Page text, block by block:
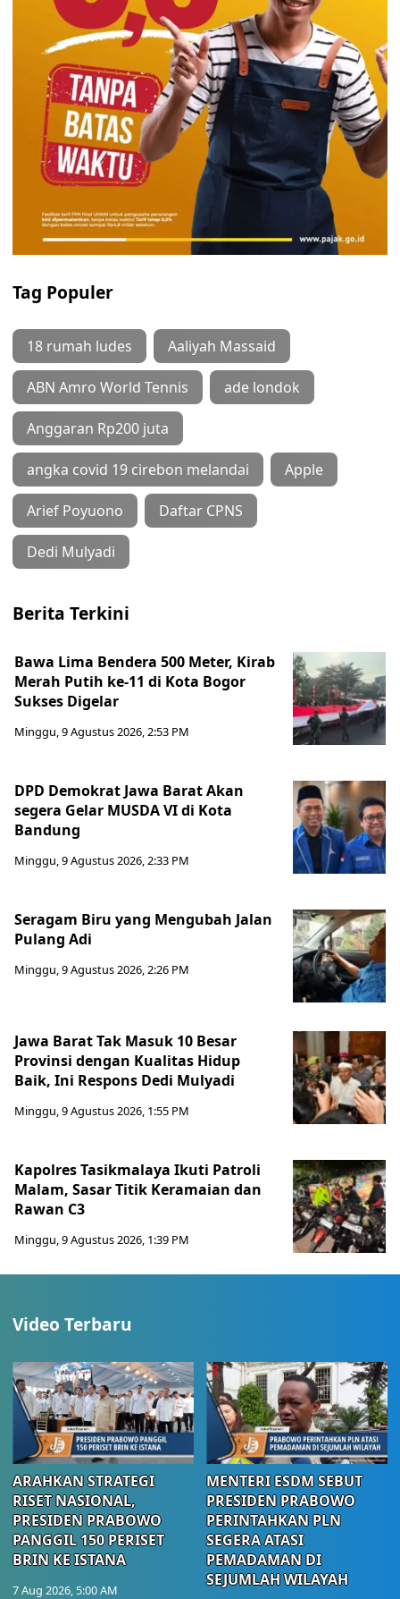
Tag Populer
18 rumah ludes Aaliyah Massaid
ABN Amro World Tennis ade londok
Anggaran Rp200 juta
angka covid 19 cirebon melandai Apple
Arief Poyuono Daftar CPNS
Dedi Mulyadi
Berita Terkini
Bawa Lima Bendera 500 Meter, Kirab
Merah Putih ke-11 di Kota Bogor
Sukses Digelar
Minggu, 9 Agustus 2026, 2:53 PM
DPD Demokrat Jawa Barat Akan
segera Gelar MUSDA VI di Kota
Bandung
Minggu, 9 Agustus 2026, 2:33 PM
Seragam Biru yang Mengubah Jalan
Pulang Adi
Minggu, 9 Agustus 2026, 2:26 PM
Jawa Barat Tak Masuk 10 Besar
Provinsi dengan Kualitas Hidup
Baik, Ini Respons Dedi Mulyadi
Minggu, 9 Agustus 2026, 1:55 PM
Kapolres Tasikmalaya Ikuti Patroli
Malam, Sasar Titik Keramaian dan
Rawan C3
Minggu, 9 Agustus 2026, 1:39 PM
Video Terbaru
ARAHKAN STRATEGI
RISET NASIONAL,
PRESIDEN PRABOWO
PANGGIL 150 PERISET
BRIN KE ISTANA
7 Aug 2026, 5:00 AM
MENTERI ESDM SEBUT
PRESIDEN PRABOWO
PERINTAHKAN PLN
SEGERA ATASI
PEMADAMAN DI
SEJUMLAH WILAYAH